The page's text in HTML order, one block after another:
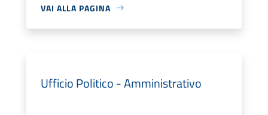
VAI ALLA PAGINA
Ufficio Politico - Amministrativo